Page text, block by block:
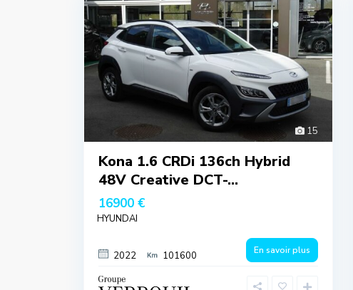
15
Kona 1.6 CRDi 136ch Hybrid
48V Creative DCT-...
16900 €
HYUNDAI
2022 101600 En savoir plus